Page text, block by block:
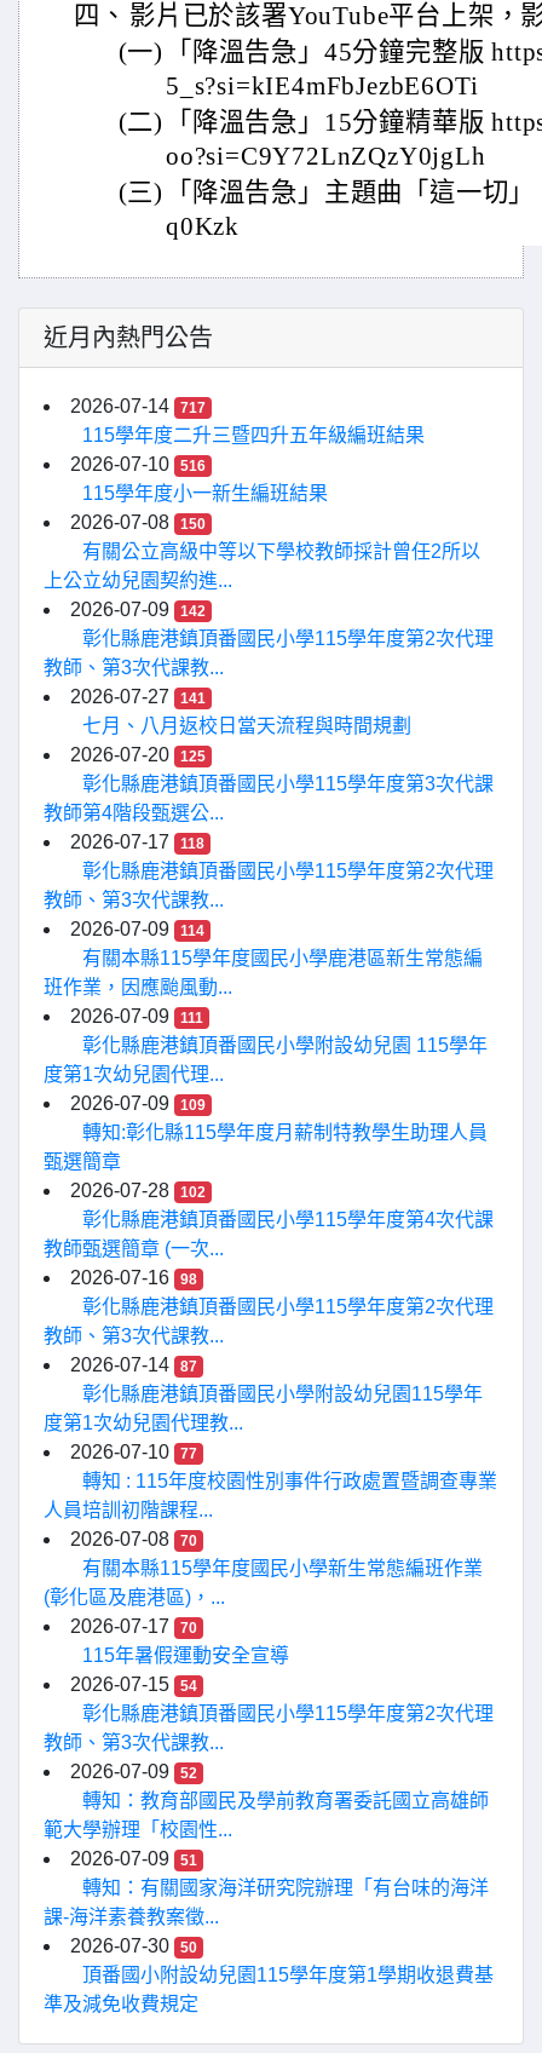
四、 影片已於該署YouTube平台上架，
(一)
「降溫告急」45分鐘完整版
5_s?si=kIE4mFbJezbE6OTi
(二)
「降溫告急」15分鐘精華版
oo?si=C9Y72LnZQzY0jgLh
(三)
「降溫告急」主題曲「這一切
q0Kzk
近月內熱門公告
2026-07-14 717
115學年度二升三暨四升五年級編班結果
2026-07-10
516
115學年度小一新生編班結果
2026-07-08
150
有關公立高級中等以下學校教師採計曾任2所以
上公立幼兒園契約進...
2026-07-09
142
彰化縣鹿港鎮頂番國民小學115學年度第2次代理
教師、第3次代課教...
2026-07-27
141
七月、八月返校日當天流程與時間規劃
2026-07-20
125
彰化縣鹿港鎮頂番國民小學115學年度第3次代課
教師第4階段甄選公...
2026-07-17
118
彰化縣鹿港鎮頂番國民小學115學年度第2次代理
教師、第3次代課教...
2026-07-09
114
有關本縣115學年度國民小學鹿港區新生常態編
班作業，因應颱風動...
2026-07-09
111
彰化縣鹿港鎮頂番國民小學附設幼兒園 115學年
度第1次幼兒園代理...
2026-07-09
109
轉知:彰化縣115學年度月薪制特教學生助理人員
甄選簡章
2026-07-28
102
彰化縣鹿港鎮頂番國民小學115學年度第4次代課
教師甄選簡章 (一次...
2026-07-16
98
彰化縣鹿港鎮頂番國民小學115學年度第2次代理
教師、第3次代課教...
2026-07-14
87
彰化縣鹿港鎮頂番國民小學附設幼兒園115學年
度第1次幼兒園代理教...
2026-07-10
77
轉知 : 115年度校園性別事件行政處置暨調查專業
人員培訓初階課程...
2026-07-08
70
有關本縣115學年度國民小學新生常態編班作業
(彰化區及鹿港區)，...
2026-07-17
70
115年暑假運動安全宣導
2026-07-15
54
彰化縣鹿港鎮頂番國民小學115學年度第2次代理
教師、第3次代課教...
2026-07-09
52
轉知：教育部國民及學前教育署委託國立高雄師
範大學辦理「校園性...
2026-07-09
51
轉知：有關國家海洋研究院辦理「有台味的海洋
課-海洋素養教案徵...
2026-07-30
50
頂番國小附設幼兒園115學年度第1學期收退費基
準及減免收費規定